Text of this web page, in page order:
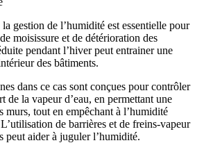
gestion de l’humidité est essentielle pour
moisissure et de détérioration des
pendant l’hiver peut entrainer une
des bâtiments.
dans ce cas sont conçues pourcontrôler
de la vapeur d’eau, en permettant une
murs, tout en empêchant à l’humidité
de barrières et de freins-vapeur
peut aider à juguler l’humidité.